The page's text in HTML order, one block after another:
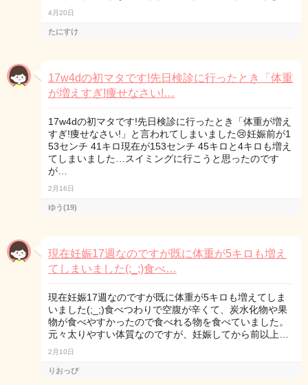
4月20日
たにすけ
17w4dの初マタです!先日検診に行ったとき「体重
が増えすぎ!痩せなさい!…
17w4dの初マタです!先日検診に行ったとき「体重が増え
すぎ!痩せなさい!」と言われてしまいました😢妊娠前が1
53センチ 41キロ現在が153センチ 45キロと4キロも増え
てしまいました…スイミングに行こうと思ったのです
が…
2月16日
ゆう(19)
現在妊娠17週なのですが既に体重が5キロも増え
てしまいました(;_;)食べ…
現在妊娠17週なのですが既に体重が5キロも増えてしま
いました(;_;)食べつわりで空腹が辛くて、炭水化物や果
物が食べやすかったので食べれる物を食べていました。
元々太りやすい体質なのですが、妊娠してから前以上…
2月10日
りおっぴ